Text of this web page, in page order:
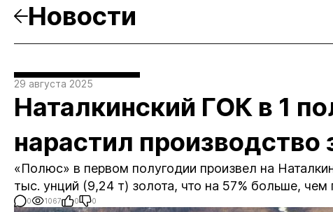
Новости
29 августа 2025
Наталкинский ГОК в 1
нарастил производство
«Полюс» в первом полугодии произвел на
тыс. унций (9,24 т) золота, что на 57% больше,
0 1067 0 0